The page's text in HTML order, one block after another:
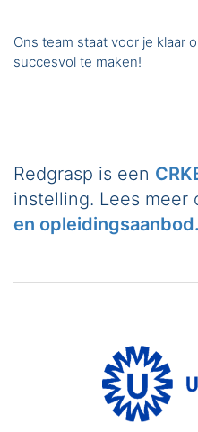
Ons team staat voor je klaar
succesvol te maken!
Redgrasp is een
instelling. Lees meer
en opleidingsaanbod.